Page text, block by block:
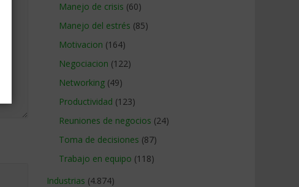
Manejo de crisis (60)
Manejo del estrés (85)
Motivacion (164)
Negociacion (122)
Networking (49)
Productividad (123)
Reuniones de negocios (24)
Toma de decisiones (87)
Trabajo en equipo (118)
Industrias (4.874)